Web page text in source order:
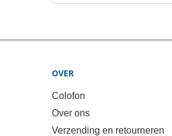
OVER
Colofon
Over ons
Verzending en retourneren